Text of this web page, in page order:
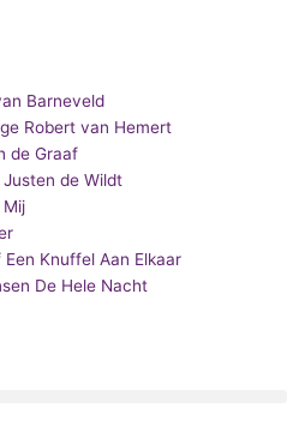
Barneveld
Robert van Hemert
de Graaf
de Wildt
Mij
Knuffel Aan Elkaar
De Hele Nacht